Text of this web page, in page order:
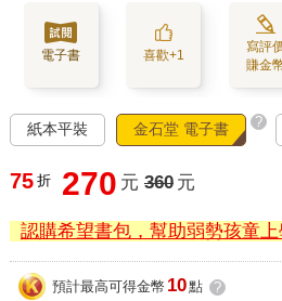
電子書 喜歡+1
寫評
賺金
紙本平裝 金石堂 電子書 ?
75 折 270 元 360 元
認購希望書包，幫助弱勢孩童上
預計最高可得金幣 10點 ?